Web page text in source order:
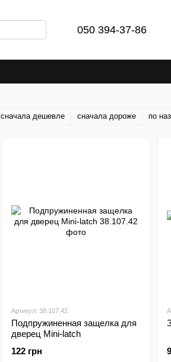
050 394-37-86
сначала дешевле сначала дороже по
Артикул: 38.107.42
Подпружиненная защелка для
дверец Mini-latch
122 грн